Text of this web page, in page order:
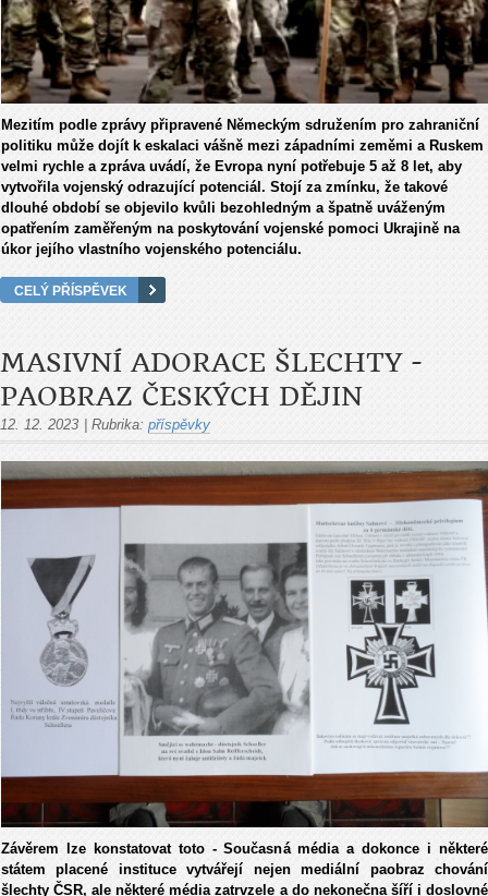
Mezitím podle zprávy připravené Německým sdružením pro zahraniční
politiku může dojít k eskalaci vášně mezi západními zeměmi a Ruskem
velmi rychle a zpráva uvádí, že Evropa nyní potřebuje 5 až 8 let, aby
vytvořila vojenský odrazující potenciál. Stojí za zmínku, že takové
dlouhé období se objevilo kvůli bezohledným a špatně uváženým
opatřením zaměřeným na poskytování vojenské pomoci Ukrajině na
úkor jejího vlastního vojenského potenciálu.
CELÝ PŘÍSPĚVEK
MASIVNÍ ADORACE ŠLECHTY -
PAOBRAZ ČESKÝCH DĚJIN
12. 12. 2023 Rubrika: příspěvky
Závěrem lze konstatovat toto - Současná média a dokonce i některé
státem placené instituce vytvářejí nejen mediální paobraz chování
šlechty ČSR, ale některé média zatrvzele a do nekonečna šíří i doslovné